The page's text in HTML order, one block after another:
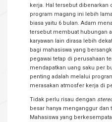
kerja. Hal tersebut dibenarkan
program magang ini lebih
biasa yaitu 6 bulan. Adam
tersebut membuat hubungan
karyawan lain dirasa lebih
bagi mahasiswa yang
pegawai tetap di perusahaan
mendapatkan uang saku per
penting adalah melalui
merasakan atmosfer kerja di
Tidak perlu risau dengan
besar hanya menganggur dan
Mahasiswa yang